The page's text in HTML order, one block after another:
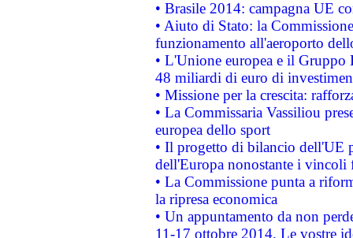
• Brasile 2014: campagna UE
• Aiuto di Stato: la
funzionamento all'aeroporto
• L'Unione europea e il
48 miliardi di euro di
• Missione per la crescita:
• La Commissaria Vassiliou
europea dello sport
• Il progetto di bilancio dell'UE
dell'Europa nonostante i vincoli
• La Commissione punta a
la ripresa economica
• Un appuntamento da non
11-17 ottobre 2014. Le vostre